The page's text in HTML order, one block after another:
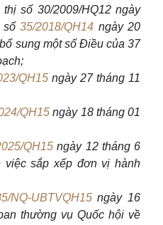
số 30/2009/HQ12 ngày
số35/2018/QH14 ngày 20
sung một số Điều của 37
QH15 ngày 27 tháng 11
QH15 ngày 18 tháng 01
QH15 ngày 12 tháng 6
việc sắp xếp đơn vị hành
NQ-UBTVQH15ngày 16
thường vụ Quốc hội về